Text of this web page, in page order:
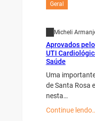
Geral
Micheli
Aprovados
UTI
Saúde
Uma
de Santa Rosa
nesta…
Continue